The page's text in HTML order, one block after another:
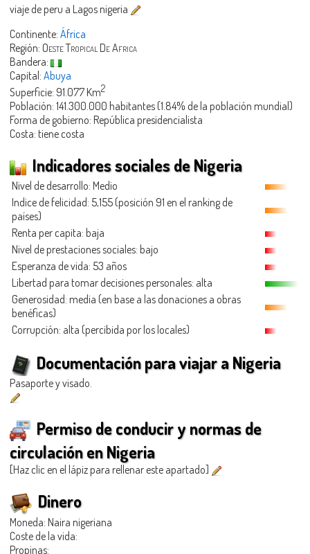
viaje de peru a Lagos nigeria
Continente: África
Región: Oeste Tropical De Africa
Bandera:
Capital: Abuya
Superficie: 91.077 Km2
Población: 141.300.000 habitantes (1.84% de la población mundial)
Forma de gobierno: República presidencialista
Costa: tiene costa
Indicadores sociales de Nigeria
Nivel de desarrollo: Medio
Indice de felicidad: 5,155 (posición 91 en el ranking de
países)
Renta per capita: baja
Nivel de prestaciones sociales: bajo
Esperanza de vida: 53 años
Libertad para tomar decisiones personales: alta
Generosidad: media (en base a las donaciones a obras
benéficas)
Corrupción: alta (percibida por los locales)
Documentación para viajar a Nigeria
Pasaporte y visado.
Permiso de conducir y normas de
circulación en Nigeria
[Haz clic en el lápiz para rellenar este apartado]
Dinero
Moneda: Naira nigeriana
Coste de la vida:
Propinas: